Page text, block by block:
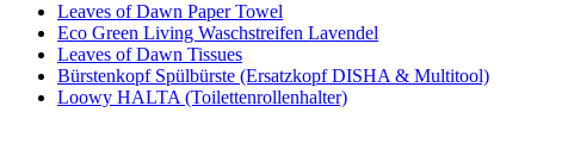
Leaves of Dawn Paper Towel
Eco Green Living Waschstreifen Lavendel
Leaves of Dawn Tissues
Bürstenkopf Spülbürste (Ersatzkopf DISHA & Multitool)
Loowy HALTA (Toilettenrollenhalter)